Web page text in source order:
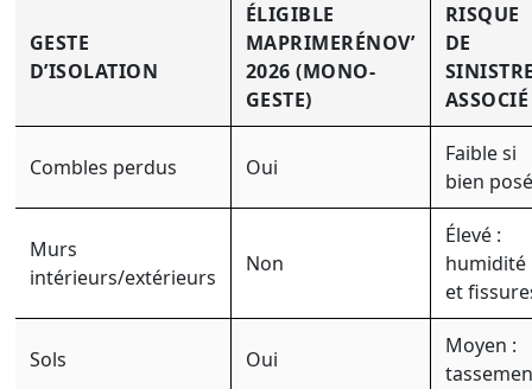
GESTE
D’ISOLATION
ÉLIGIBLE
MAPRIMERÉNOV’
2026 (MONO-
GESTE)
RISQUE
DE
ASSOCIÉ
Combles perdus Oui
Faible si
bien posé
Murs
intérieurs/extérieurs
Non
Élevé :
humidité
et
Sols Oui
Moyen :